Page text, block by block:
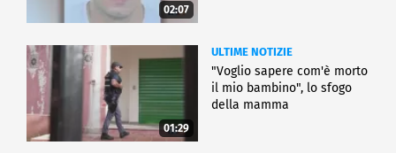
02:07
01:29
ULTIME NOTIZIE
"Voglio sapere com'è morto
il mio bambino", lo sfogo
della mamma